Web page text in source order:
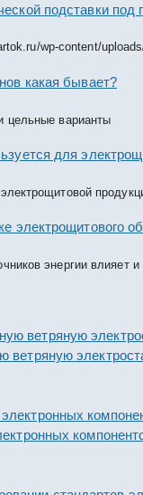
подставки
wp-content/
какая бывает?
цельные варианты
для
электрощитового
энергии влияет